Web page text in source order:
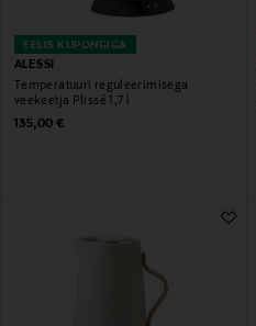
EELIS KUPONGIGA
ALESSI
Temperatuuri reguleerimisega
veekeetja Plissé 1,7 l
Original Price
135,00 €